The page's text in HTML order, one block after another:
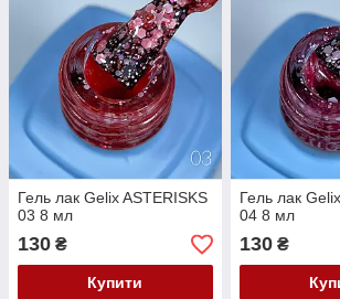
Гель лак Gelix ASTERISKS
03 8 мл
130 ₴
Купити
Гель лак
04 8 мл
130₴